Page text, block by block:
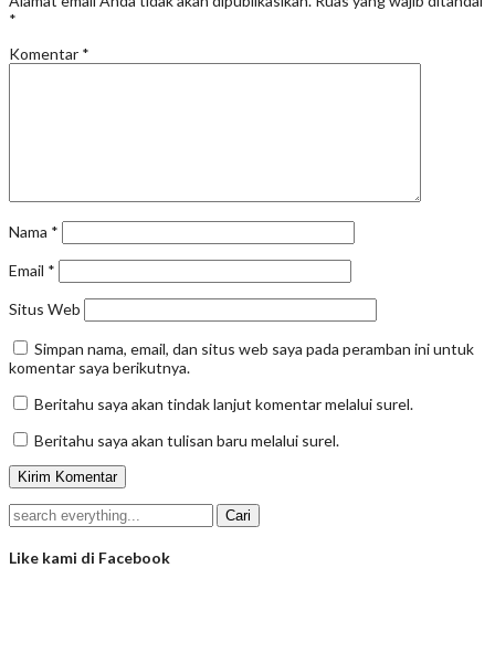
*
Komentar *
Nama *
Email *
Situs Web
Simpan nama, email, dan situs web saya pada peramban ini untuk
komentar saya berikutnya.
Beritahu saya akan tindak lanjut komentar melalui surel.
Beritahu saya akan tulisan baru melalui surel.
Like kami di Facebook